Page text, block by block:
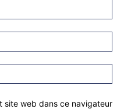
:*
:*
:
site web dans ce navigateur